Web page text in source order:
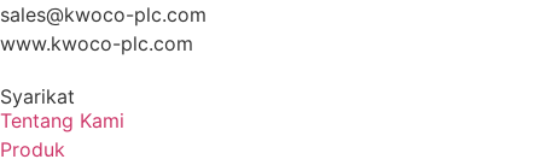
sales@kwoco-plc.com
www.kwoco-plc.com
Syarikat
Tentang Kami
Produk